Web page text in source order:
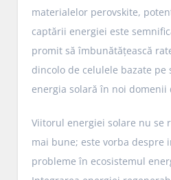
materialelor perovskite,
captării energiei este
promit să îmbunătățească
dincolo de celulele bazate
energia solară în noi domenii
Viitorul energiei solare nu se
mai bune; este vorba despre
probleme în ecosistemul